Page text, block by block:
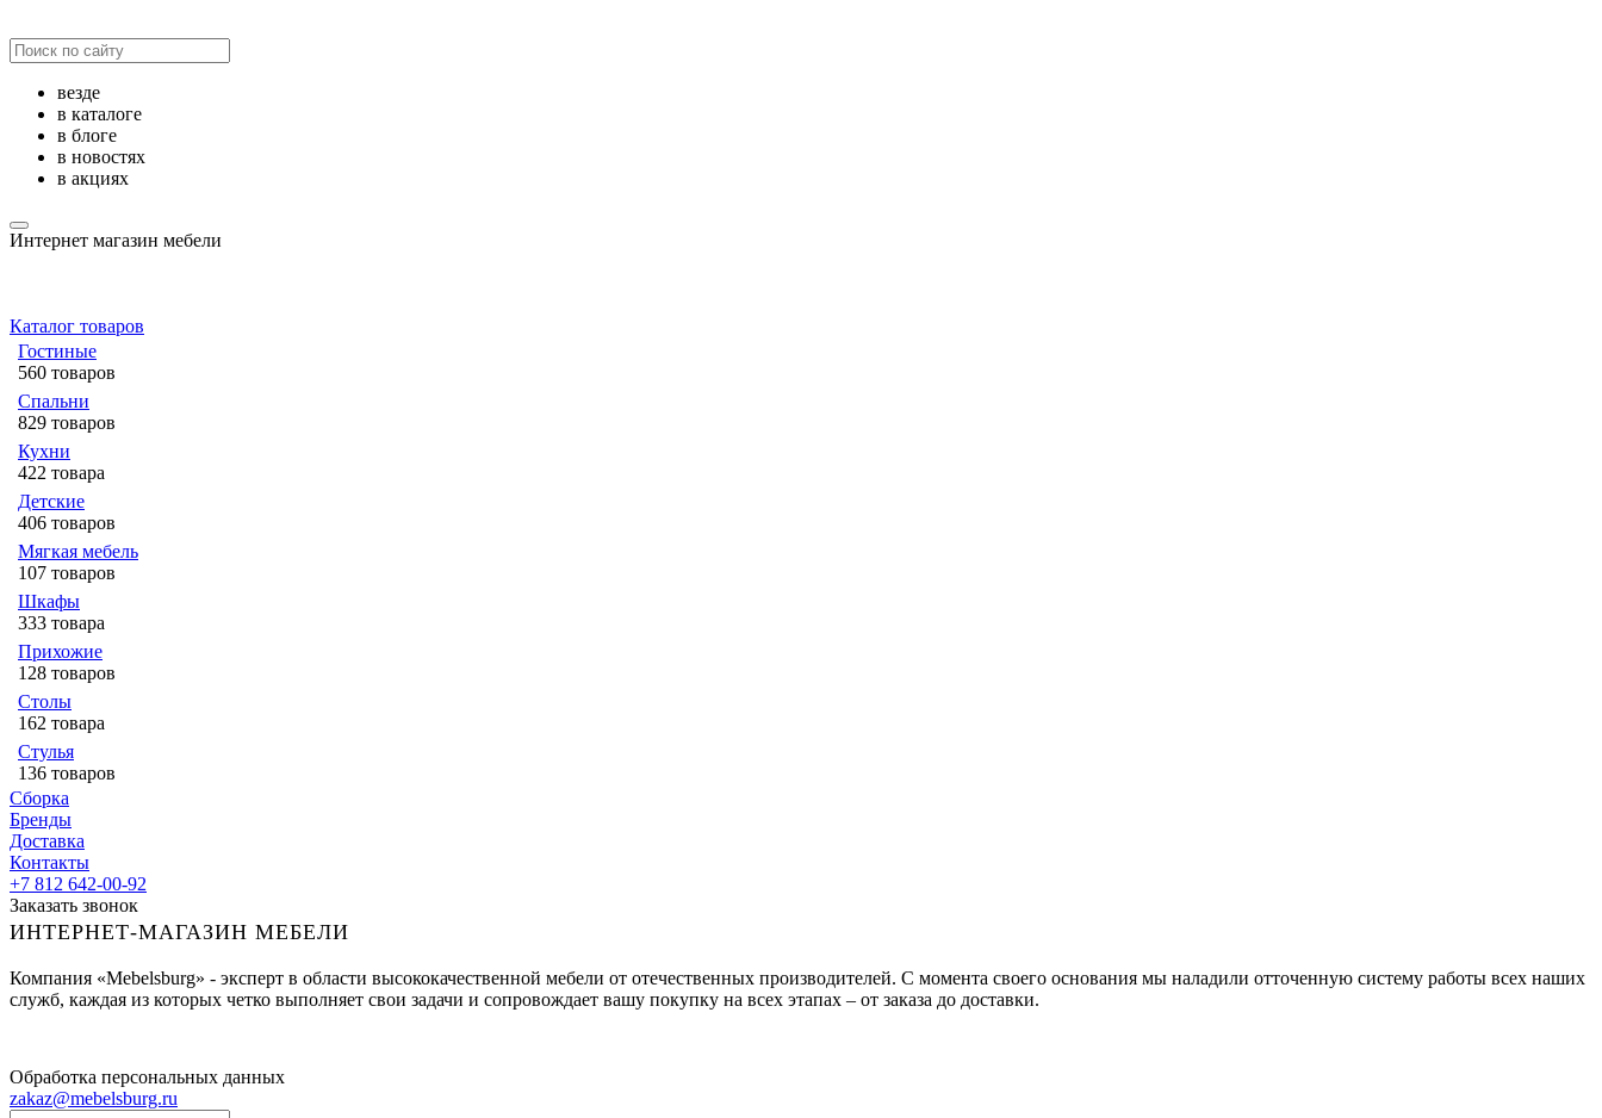
везде
в каталоге
в блоге
в новостях
в акциях
Интернет магазин мебели
Каталог товаров
Гостиные
560 товаров
Спальни
829 товаров
Кухни
422 товара
Детские
406 товаров
Мягкая мебель
107 товаров
Шкафы
333 товара
Прихожие
128 товаров
Столы
162 товара
Стулья
136 товаров
Сборка
Бренды
Доставка
Контакты
+7 812 642-00-92
Заказать звонок
ИНТЕРНЕТ-МАГАЗИН МЕБЕЛИ
Компания «Mebelsburg» - эксперт в области высококачественной мебели от отечественных производителей. С момента своего основания мы наладили отточенную систему работы всех наших
служб, каждая из которых четко выполняет свои задачи и сопровождает вашу покупку на всех этапах – от заказа до доставки.
Обработка персональных данных
zakaz@mebelsburg.ru